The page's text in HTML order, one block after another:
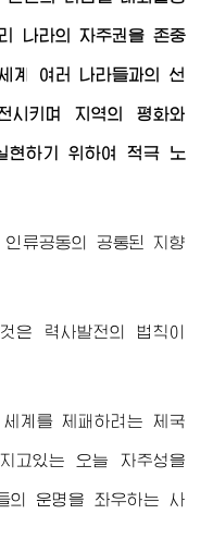
나라의 자주권을 존중
계 여러 나라들과의 선
시키며 지역의 평화와
현하기 위하여 적극 노
류공동의 공통된 지향
은 력사발전의 법칙이
계를 제패하려는 제국
고있는 오늘 자주성을
의 운명을 좌우하는 사